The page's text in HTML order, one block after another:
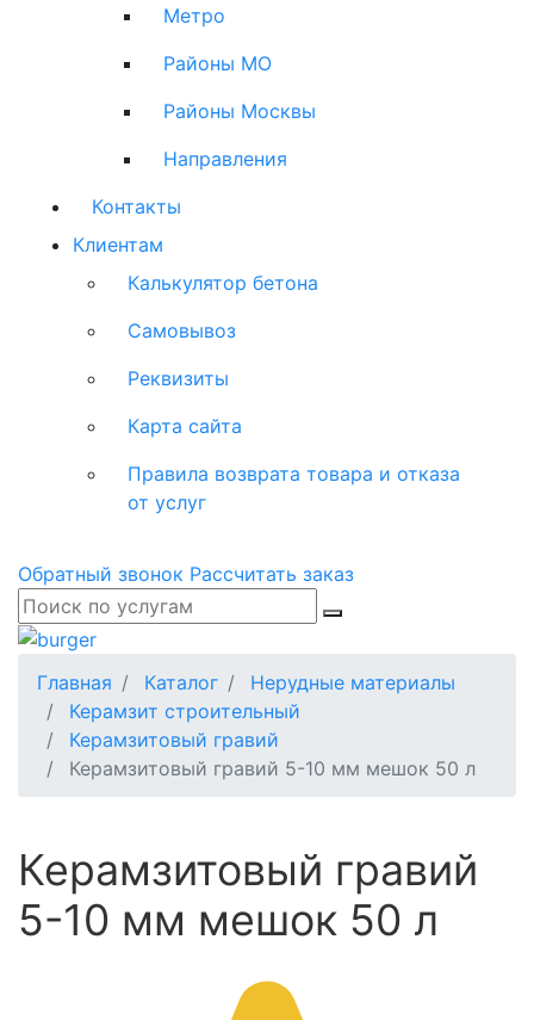
Метро
Районы МО
Районы Москвы
Направления
Контакты
Клиентам
Калькулятор бетона
Самовывоз
Реквизиты
Карта сайта
Правила возврата товара и отказа
от услуг
Обратный звонок Рассчитать заказ
Главная Каталог
Нерудные материалы
Керамзит строительный
Керамзитовый гравий
Керамзитовый гравий 5-10 мм мешок 50 л
Керамзитовый гравий
5-10 мм мешок 50 л